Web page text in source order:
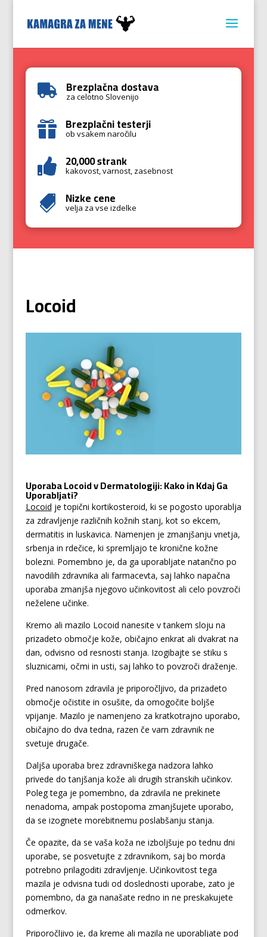
 Brezplačna dostava
za celotno Slovenijo
 Brezplačni testerji
ob vsakem naročilu
 20,000 strank
kakovost, varnost, zasebnost
 Nizke cene
velja za vse izdelke
Locoid
Uporaba Locoid v Dermatologiji: Kako in Kdaj Ga
Uporabljati?
Locoid je topični kortikosteroid, ki se pogosto uporablja
za zdravljenje različnih kožnih stanj, kot so ekcem,
dermatitis in luskavica. Namenjen je zmanjšanju vnetja,
srbenja in rdečice, ki spremljajo te kronične kožne
bolezni. Pomembno je, da ga uporabljate natančno po
navodilih zdravnika ali farmacevta, saj lahko napačna
uporaba zmanjša njegovo učinkovitost ali celo povzroči
neželene učinke.
Kremo ali mazilo Locoid nanesite v tankem sloju na
prizadeto območje kože, običajno enkrat ali dvakrat na
dan, odvisno od resnosti stanja. Izogibajte se stiku s
sluznicami, očmi in usti, saj lahko to povzroči draženje.
Pred nanosom zdravila je priporočljivo, da prizadeto
območje očistite in osušite, da omogočite boljše
vpijanje. Mazilo je namenjeno za kratkotrajno uporabo,
običajno do dva tedna, razen če vam zdravnik ne
svetuje drugače.
Daljša uporaba brez zdravniškega nadzora lahko
privede do tanjšanja kože ali drugih stranskih učinkov.
Poleg tega je pomembno, da zdravila ne prekinete
nenadoma, ampak postopoma zmanjšujete uporabo,
da se izognete morebitnemu poslabšanju stanja.
Če opazite, da se vaša koža ne izboljšuje po tednu dni
uporabe, se posvetujte z zdravnikom, saj bo morda
potrebno prilagoditi zdravljenje. Učinkovitost tega
mazila je odvisna tudi od doslednosti uporabe, zato je
pomembno, da ga nanašate redno in ne preskakujete
odmerkov.
Priporočljivo je, da kreme ali mazila ne uporabljate pod